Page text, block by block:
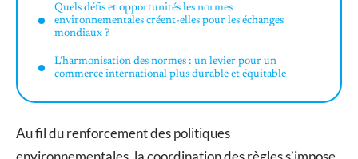
Quels défis et opportunités les normes
environnementales créent-elles pour les échanges
mondiaux ?
L’harmonisation des normes : un levier pour un
commerce international plus durable et équitable
Au fil du renforcement des politiques